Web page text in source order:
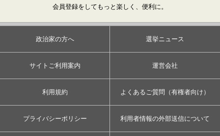
会員登録をしてもっと楽しく、便利に。
政治家の方へ 選挙ニュース
サイトご利用案内 運営会社
利用規約 よくあるご質問（有権者向け）
プライバシーポリシー 利用者情報の外部送信について